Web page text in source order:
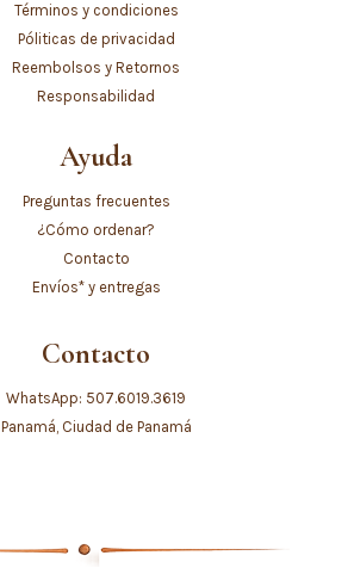
Términos y condiciones
Póliticas de privacidad
Reembolsos y Retornos
Responsabilidad
Ayuda
Preguntas frecuentes
¿Cómo ordenar?
Contacto
Envíos* y entregas
Contacto
WhatsApp: 507.6019.3619
Panamá, Ciudad de Panamá